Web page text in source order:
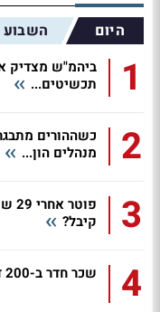
היום השבוע
1
ביהמ"ש מצדיק
תכשיטים...
2
כשההורים
מנהלים הון...
3
קיבל?
4 שכר חדר ב-200 דולר - וזכה במחצית מדירת המנוחה